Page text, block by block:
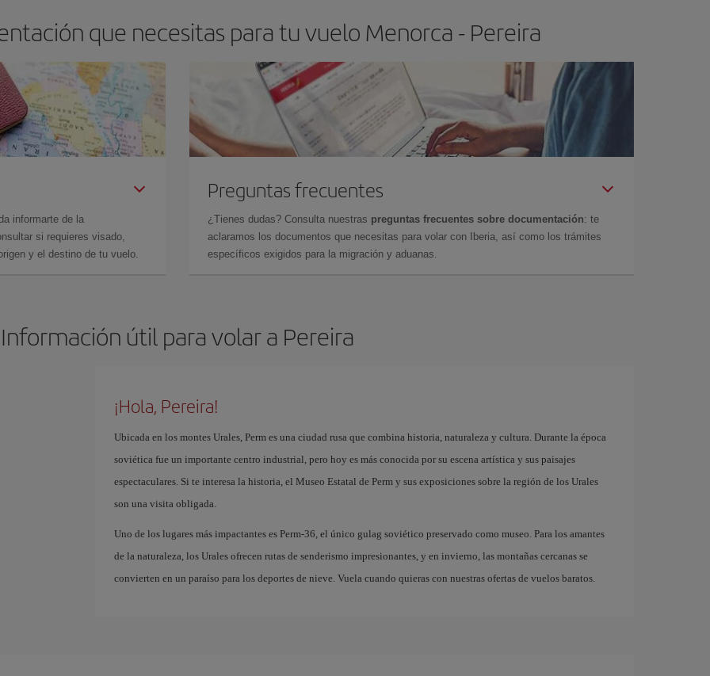
que necesitas para tu vuelo Menorca - Pereira
informarte de la
si requieres visado,
y el destino de tu vuelo.
Preguntas frecuentes
¿Tienes dudas? Consulta nuestras preguntas frecuentes sobre documentación: te
aclaramos los documentos que necesitas para volar con Iberia, así como los trámites
específicos exigidos para la migración y aduanas.
Información útil para volar a Pereira
¡Hola, Pereira!
Ubicada en los montes Urales, Perm es una ciudad rusa que combina historia, naturaleza y cultura. Durante la época
soviética fue un importante centro industrial, pero hoy es más conocida por su escena artística y sus paisajes
espectaculares. Si te interesa la historia, el Museo Estatal de Perm y sus exposiciones sobre la región de los Urales
son una visita obligada.
Uno de los lugares más impactantes es Perm-36, el único gulag soviético preservado como museo. Para los amantes
de la naturaleza, los Urales ofrecen rutas de senderismo impresionantes, y en invierno, las montañas cercanas se
convierten en un paraíso para los deportes de nieve. Vuela cuando quieras con nuestras ofertas de vuelos baratos.